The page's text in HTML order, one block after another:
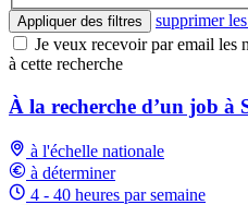
Appliquer des filtres
supprimer
Je veux recevoir par email les
à cette recherche
À la recherche d’un job à
à l'échelle nationale
à déterminer
4 - 40 heures par semaine